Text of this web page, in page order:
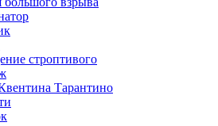
строптивого
Тарантино